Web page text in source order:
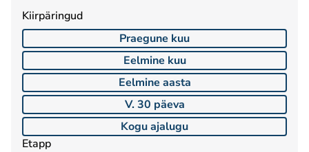
Kiirpäringud
Praegune kuu
Eelmine kuu
Eelmine aasta
V. 30 päeva
Kogu ajalugu
Etapp